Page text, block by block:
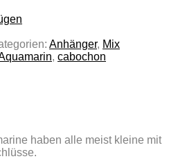
Anhänger, Mix
, cabochon
haben alle meist kleine mit